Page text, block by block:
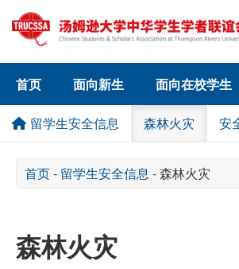
首页 面向新生 面向在校学生
留学生安全信息 安
森林火灾
首页- 留学生安全信息 -森林火灾
森林火灾